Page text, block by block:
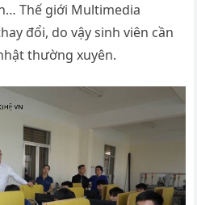
Thế giới Multimedia
đổi, do vậy sinh viên cần
thường xuyên.